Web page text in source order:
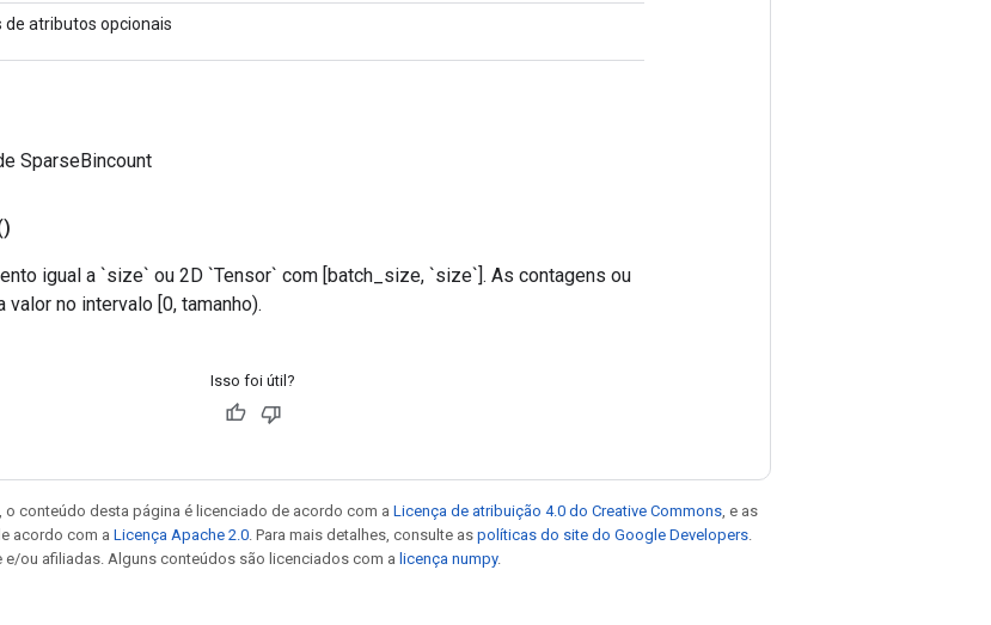
de atributos opcionais
SparseBincount
igual a `size` ou 2D `Tensor` com [batch_size, `size`]. As contagens ou
no intervalo [0, tamanho).
Isso foi útil?
conteúdo desta página é licenciado de acordo com a Licença de atribuição 4.0 do Creative Commons , e as
acordo com a Licença Apache 2.0 . Para mais detalhes, consulte as políticas do site do Google Developers
e/ou afiliadas. Alguns conteúdos são licenciados com a licença numpy.